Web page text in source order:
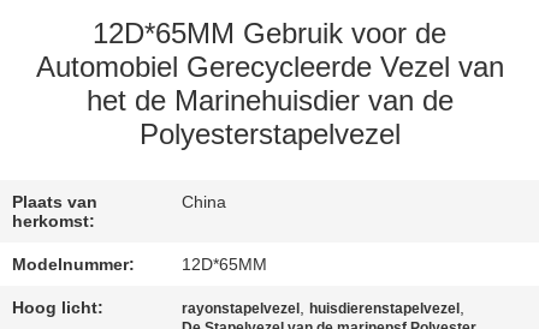
FABRIEKSREIS
KWALITEITSCONTROLE
ONS
12D*65MM Gebruik voor de
Automobiel Gerecycleerde Vezel van
het de Marinehuisdier van de
Polyesterstapelvezel
Plaats van
herkomst:
China
Modelnummer: 12D*65MM
Hoog licht: rayonstapelvezel ,huisdierenstapelvezel ,